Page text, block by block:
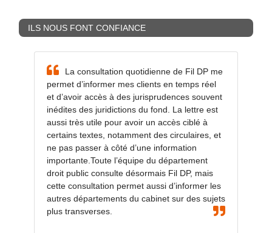
ILS NOUS FONT CONFIANCE
La consultation quotidienne de Fil DP me
permet d’informer mes clients en temps réel
et d’avoir accès à des jurisprudences souvent
inédites des juridictions du fond. La lettre est
aussi très utile pour avoir un accès ciblé à
certains textes, notamment des circulaires, et
ne pas passer à côté d’une information
importante.Toute l’équipe du département
droit public consulte désormais Fil DP, mais
cette consultation permet aussi d’informer les
autres départements du cabinet sur des sujets
plus transverses.